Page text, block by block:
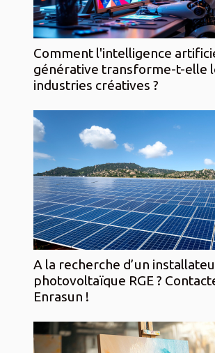
Comment l'intelligence
générative transforme-t-elle
industries créatives ?
A la recherche d’un
photovoltaïque RGE ?
Enrasun !